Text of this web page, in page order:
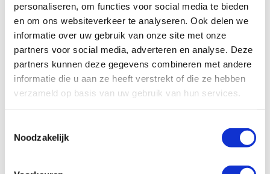
personaliseren, om functies voor social media te bieden
en om ons websiteverkeer te analyseren. Ook delen we
informatie over uw gebruik van onze site met onze
partners voor social media, adverteren en analyse. Deze
partners kunnen deze gegevens combineren met andere
informatie die u aan ze heeft verstrekt of die ze hebben
verzameld op basis van uw gebruik van hun services.
Noodzakelijk